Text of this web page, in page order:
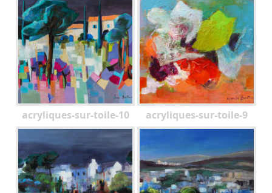
acryliques-sur-toile-10 acryliques-sur-toile-9